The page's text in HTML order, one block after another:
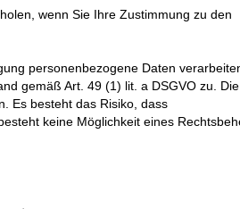
Presse Kontakt
wenn Sie Ihre Zustimmung zu den
personenbezogene Daten
gemäß Art. 49 (1) lit. a DSGVO zu. Die
Es besteht das Risiko, dass
keine Möglichkeit eines